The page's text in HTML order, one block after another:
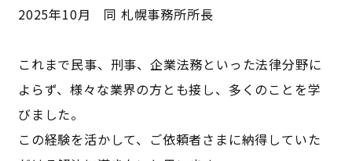
2025年10月 同 札幌事務所所長
これまで民事、刑事、企業法務といった法律分野に
よらず、様々な業界の方とも接し、多くのことを学
びました。
この経験を活かして、ご依頼者さまに納得していた